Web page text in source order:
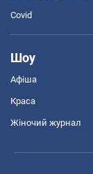
Covid
Шоу
Афіша
Краса
Жіночий журнал